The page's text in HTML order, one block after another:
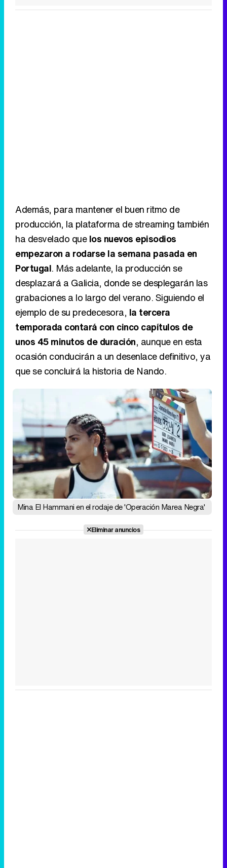
Además, para mantener el buen ritmo de
producción, la plataforma de streaming también
ha desvelado quelos nuevos episodios
empezaron a rodarse la semana pasada en
Portugal. Más adelante, la producción se
desplazará a Galicia, donde se desplegarán las
grabaciones a lo largo del verano. Siguiendo el
ejemplo de su predecesora, la tercera
temporada contará con cinco capítulos de
unos 45 minutos de duración, aunque en esta
ocasión conducirán a un desenlace definitivo, ya
que se concluirá la historia de Nando.
Mina El Hammani en el rodaje de 'Operación Marea Negra'
Eliminar anuncios